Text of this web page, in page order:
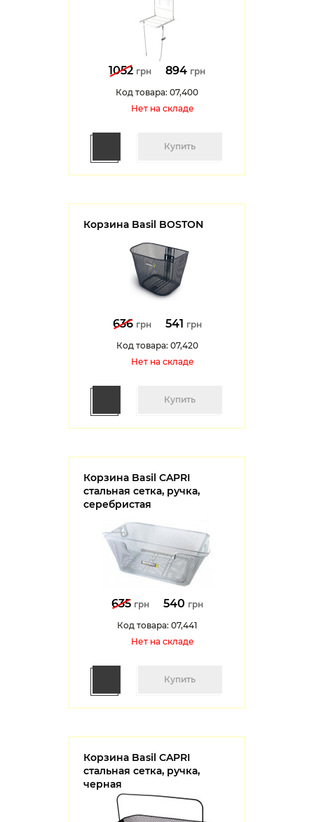
1052 грн 894 грн
Код товара: 07,400
Нет на cкладе
Купить
Корзина Basil BOSTON
636 грн 541 грн
Код товара: 07,420
Нет на cкладе
Купить
Корзина Basil CAPRI
стальная сетка, ручка,
серебристая
635 грн 540 грн
Код товара: 07,441
Нет на cкладе
Купить
Корзина Basil CAPRI
стальная сетка, ручка,
черная